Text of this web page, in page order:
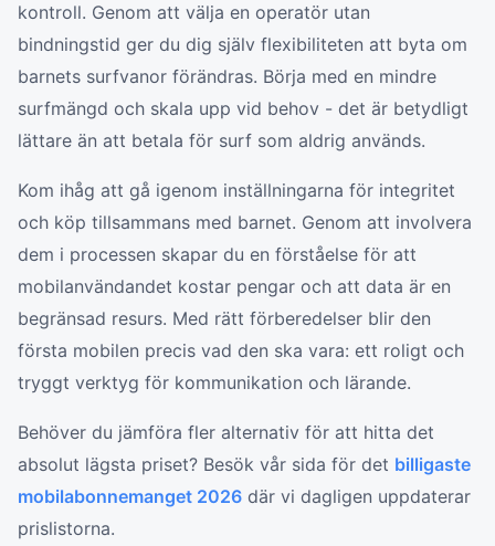
kontroll. Genom att välja en operatör utan
bindningstid ger du dig själv flexibiliteten att byta om
barnets surfvanor förändras. Börja med en mindre
surfmängd och skala upp vid behov - det är betydligt
lättare än att betala för surf som aldrig används.
Kom ihåg att gå igenom inställningarna för integritet
och köp tillsammans med barnet. Genom att involvera
dem i processen skapar du en förståelse för att
mobilanvändandet kostar pengar och att data är en
begränsad resurs. Med rätt förberedelser blir den
första mobilen precis vad den ska vara: ett roligt och
tryggt verktyg för kommunikation och lärande.
Behöver du jämföra fler alternativ för att hitta det
absolut lägsta priset? Besök vår sida för det billigaste
mobilabonnemanget 2026 där vi dagligen uppdaterar
prislistorna.